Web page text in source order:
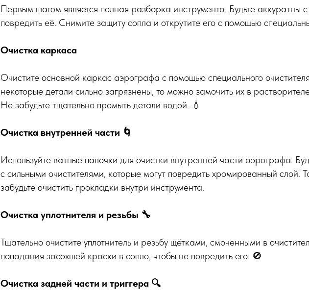
Первым шагом является полная разборка инструмента. Будьте аккуратны
повредить её. Снимите защиту сопла и открутите его с помощью
Очистка каркаса
Очистите основной каркас аэрографа с помощью специального
некоторые детали сильно загрязнены, то можно замочить их в
Не забудьте тщательно промыть детали водой. 💧
Очистка внутренней части 🌀
Используйте ватные палочки для очистки внутренней части аэрографа.
с сильными очистителями, которые могут повредить хромированный слой.
забудьте очистить прокладки внутри инструмента.
Очистка уплотнителя и резьбы 🔧
Тщательно очистите уплотнитель и резьбу щётками, смоченными в
попадания засохшей краски в сопло, чтобы не повредить его. 🚫
Очистка задней части и триггера 🔍